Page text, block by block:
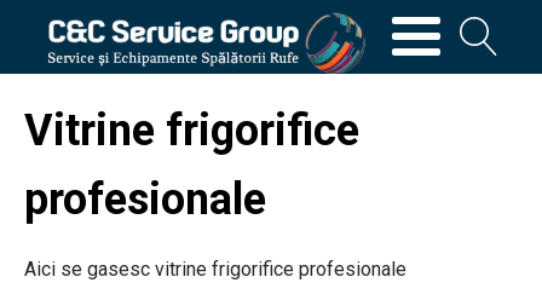
Vitrine frigorifice
profesionale
Aici se gasesc vitrine frigorifice profesionale